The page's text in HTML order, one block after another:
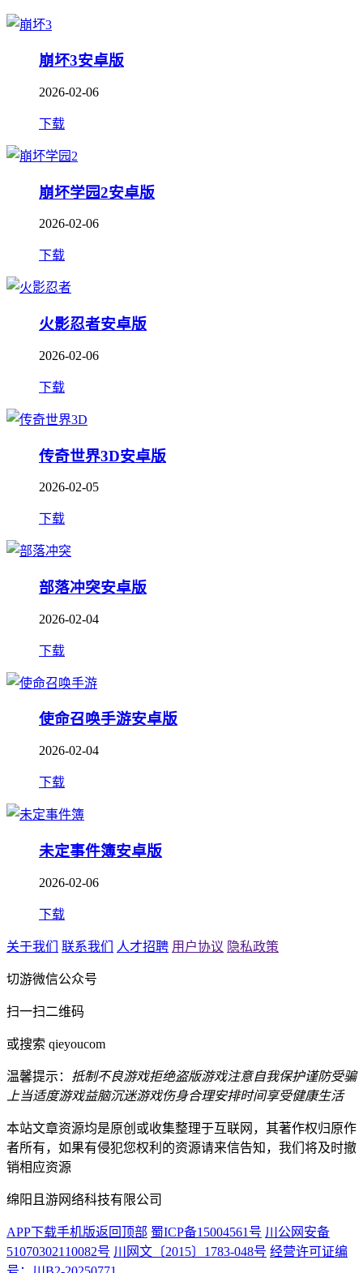
崩坏3安卓版
2026-02-06
下载
崩坏学园2安卓版
2026-02-06
下载
火影忍者安卓版
2026-02-06
下载
传奇世界3D安卓版
2026-02-05
下载
部落冲突安卓版
2026-02-04
下载
使命召唤手游安卓版
2026-02-04
下载
未定事件簿安卓版
2026-02-06
下载
关于我们 联系我们 人才招聘 用户协议 隐私政策
切游微信公众号
扫一扫二维码
或搜索 qieyoucom
温馨提示： 抵制不良游戏拒绝盗版游戏注意自我保护谨防受骗
上当适度游戏益脑沉迷游戏伤身合理安排时间享受健康生活
本站文章资源均是原创或收集整理于互联网，其著作权归原作
者所有，如果有侵犯您权利的资源请来信告知，我们将及时撤
销相应资源
绵阳且游网络科技有限公司
APP下载手机版返回顶部 蜀ICP备15004561号 川公网安备
51070302110082号 川网文〔2015〕1783-048号 经营许可证编